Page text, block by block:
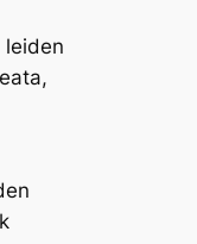
leiden